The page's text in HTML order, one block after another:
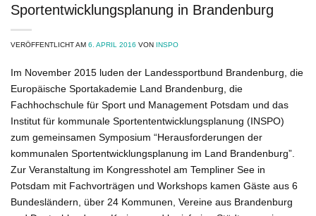
Sportentwicklungsplanung in Brandenburg
VERÖFFENTLICHT AM 6. APRIL 2016 VON INSPO
Im November 2015 luden der Landessportbund Brandenburg, die
Europäische Sportakademie Land Brandenburg, die
Fachhochschule für Sport und Management Potsdam und das
Institut für kommunale Sportententwicklungsplanung (INSPO)
zum gemeinsamen Symposium “Herausforderungen der
kommunalen Sportentwicklungsplanung im Land Brandenburg”.
Zur Veranstaltung im Kongresshotel am Templiner See in
Potsdam mit Fachvorträgen und Workshops kamen Gäste aus 6
Bundesländern, über 24 Kommunen, Vereine aus Brandenburg